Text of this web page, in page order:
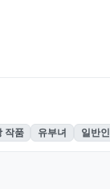
작품 유부녀 일반인